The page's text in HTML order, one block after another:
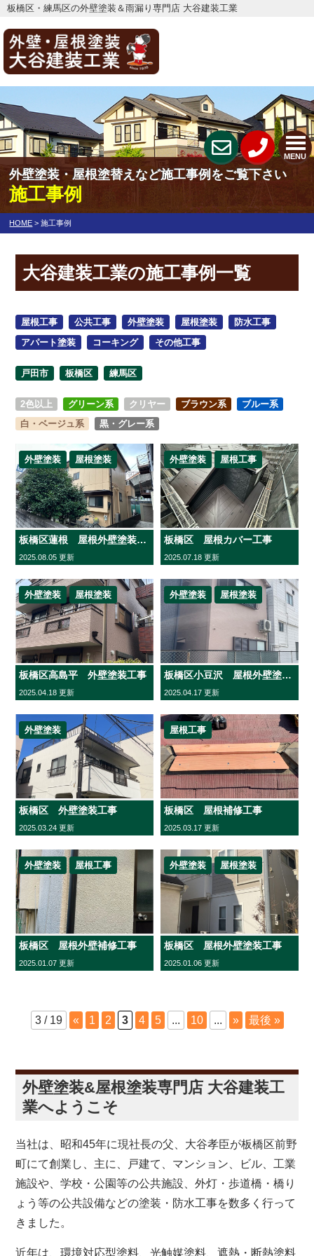
板橋区・練馬区の外壁塗装＆雨漏り専門店 大谷建装工業
MENU
外壁塗装・屋根塗替えなど施工事例をご覧下さい
施工事例
HOME >施工事例
大谷建装工業の施工事例一覧
屋根工事 公共工事 外壁塗装 屋根塗装
防水工事
アパート塗装
コーキング その他工事
戸田市 板橋区 練馬区
2色以上 グリーン系 クリヤー ブラウン系
ブルー系
白・ベージュ系
黒・グレー系
板橋区蓮根 屋根外壁塗装工事
2025.08.05 更新
外壁塗装 屋根塗装
板橋区 屋根カバー工事
2025.07.18 更新
外壁塗装 屋根工事
板橋区高島平 外壁塗装工事
2025.04.18 更新
外壁塗装 屋根塗装
板橋区小豆沢 屋根外壁塗装工事
2025.04.17 更新
外壁塗装 屋根塗装
板橋区 外壁塗装工事
2025.03.24 更新
外壁塗装
板橋区 屋根補修工事
2025.03.17 更新
屋根工事
板橋区 屋根外壁補修工事
2025.01.07 更新
外壁塗装 屋根工事
板橋区 屋根外壁塗装工事
2025.01.06 更新
外壁塗装 屋根塗装
3 / 19 « 1 2 3 4 5 ... 10 ... » 最後 »
外壁塗装&屋根塗装専門店 大谷建装工
業へようこそ
当社は、昭和45年に現社長の父、大谷孝臣が板橋区前野
町にて創業し、主に、戸建て、マンション、ビル、工業
施設や、学校・公園等の公共施設、外灯・歩道橋・橋り
ょう等の公共設備などの塗装・防水工事を数多く行って
きました。
近年は、環境対応型塗料、光触媒塗料、遮熱・断熱塗料